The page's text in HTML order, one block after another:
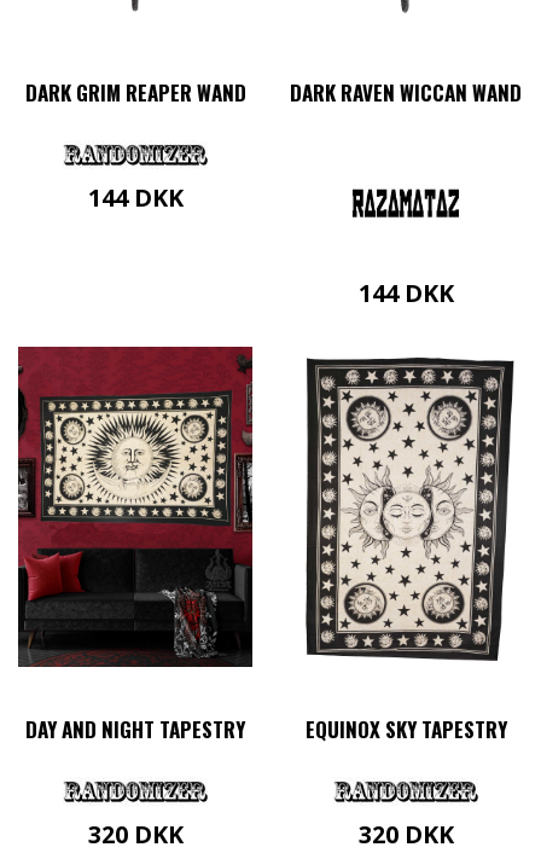
DARK GRIM REAPER WAND
144 DKK
DARK RAVEN WICCAN WAND
144 DKK
DAY AND NIGHT TAPESTRY
320 DKK
EQUINOX SKY TAPESTRY
320 DKK